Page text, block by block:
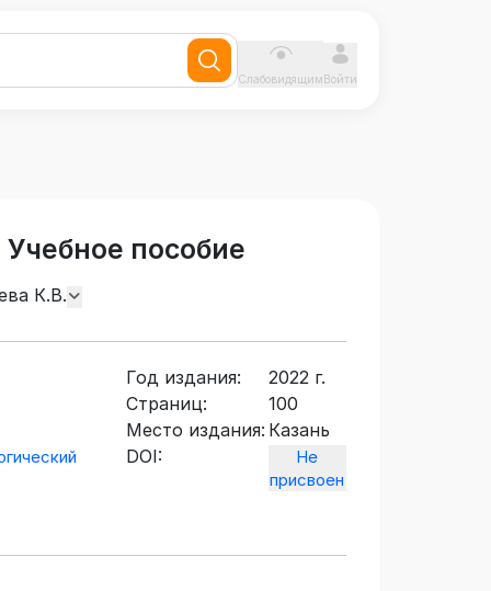
СлабовидящимВойти
пособие
К.В.
Год издания:
2022 г.
Страниц:
100
Место издания: Казань
DOI:
Не
присвоен